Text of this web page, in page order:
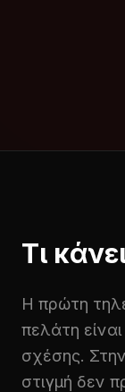
Τι
Η πρώτη
πελάτη
σχέσης.
στιγμή δεν